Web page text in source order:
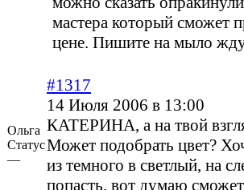
мастера который сможет
цене. Пишите на мыло
Ольга
Статус
—
#1317
14 Июля 2006 в 13:00
КАТЕРИНА, а на твой
Может подобрать цвет?
из темного в светлый, на
попасть, вот думаю